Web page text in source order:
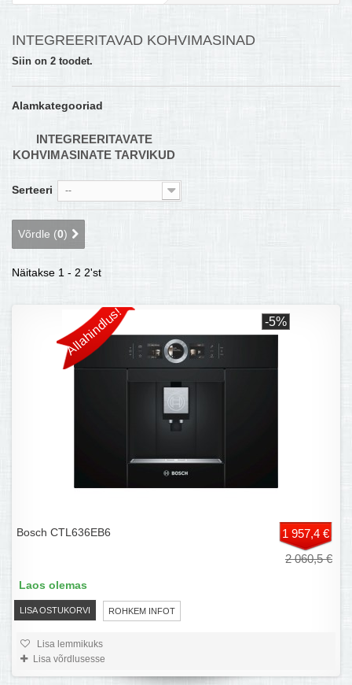
KONTAKTID JA REKVISIIDID
BOONUSPROGRAMM
INTEGREERITAVAD KOHVIMASINAD
Siin on 2 toodet.
Alamkategooriad
INTEGREERITAVATE
KOHVIMASINATE TARVIKUD
Serteeri --
Võrdle (0)
Näitakse 1 - 2 2'st
Allahindlus! -5%
Bosch CTL636EB6
1 957,4 €
2 060,5 €
LISA OSTUKORVI ROHKEM INFOT
Laos olemas
Lisa lemmikuks
Lisa võrdlusesse